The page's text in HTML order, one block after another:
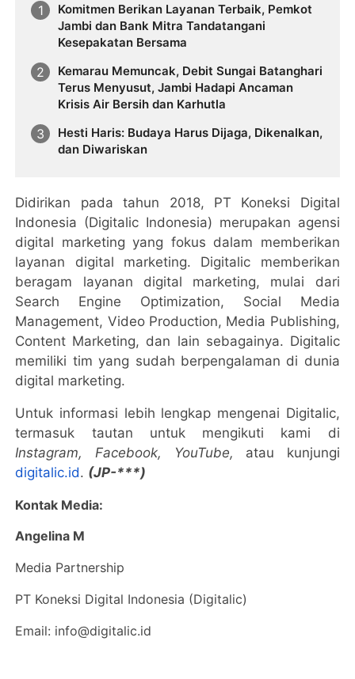
Komitmen Berikan Layanan Terbaik, Pemkot
Jambi dan Bank Mitra Tandatangani
Kesepakatan Bersama
Kemarau Memuncak, Debit Sungai Batanghari
Terus Menyusut, Jambi Hadapi Ancaman
Krisis Air Bersih dan Karhutla
Hesti Haris: Budaya Harus Dijaga, Dikenalkan,
dan Diwariskan
Didirikan pada tahun 2018, PT Koneksi Digital
Indonesia (Digitalic Indonesia) merupakan agensi
digital marketing yang fokus dalam memberikan
layanan digital marketing. Digitalic memberikan
beragam layanan digital marketing, mulai dari
Search Engine Optimization, Social Media
Management, Video Production, Media Publishing,
Content Marketing, dan lain sebagainya. Digitalic
memiliki tim yang sudah berpengalaman di dunia
digital marketing.
Untuk informasi lebih lengkap mengenai Digitalic,
termasuk tautan untuk mengikuti kami di
Instagram, Facebook, YouTube, atau kunjungi
digitalic.id. (JP-***)
Kontak Media:
Angelina M
Media Partnership
PT Koneksi Digital Indonesia (Digitalic)
Email: info@digitalic.id